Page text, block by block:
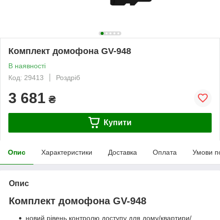
Комплект домофона GV-948
В наявності
Код: 29413
Роздріб
3 681 ₴
Купити
Опис Характеристики Доставка Оплата Умови
Опис
Комплект домофона GV-948
новий рівень контролю доступу для дому/квартири/